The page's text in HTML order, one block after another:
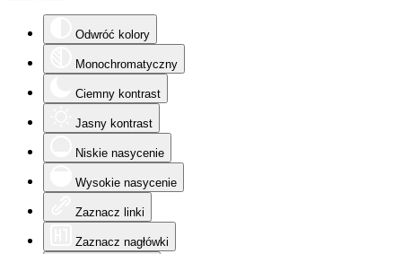
Odwróć kolory
Monochromatyczny
Ciemny kontrast
Jasny kontrast
Niskie nasycenie
Wysokie nasycenie
Zaznacz linki
Zaznacz nagłówki